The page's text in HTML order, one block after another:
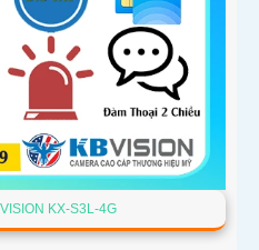
KX-S3L-4G